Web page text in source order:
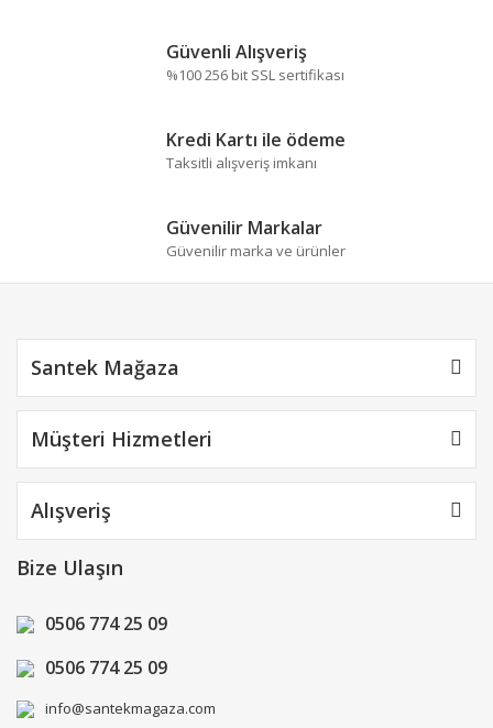
Ürün açıklamasında eksik bilgiler bulunuyor.
Ürün fiyatı diğer sitelerden daha pahalı.
Bu ürüne benzer farklı alternatifler olmalı.
Güvenli Alışveriş
%100 256 bit SSL sertifikası
Kredi Kartı ile ödeme
Taksitli alışveriş imkanı
Güvenilir Markalar
Güvenilir marka ve ürünler
Santek Mağaza
Müşteri Hizmetleri
Alışveriş
Bize Ulaşın
0506 774 25 09
0506 774 25 09
info@santekmagaza.com